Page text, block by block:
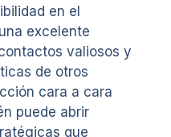
en el
excelente
valiosos y
de otros
cara a cara
puede abrir
que